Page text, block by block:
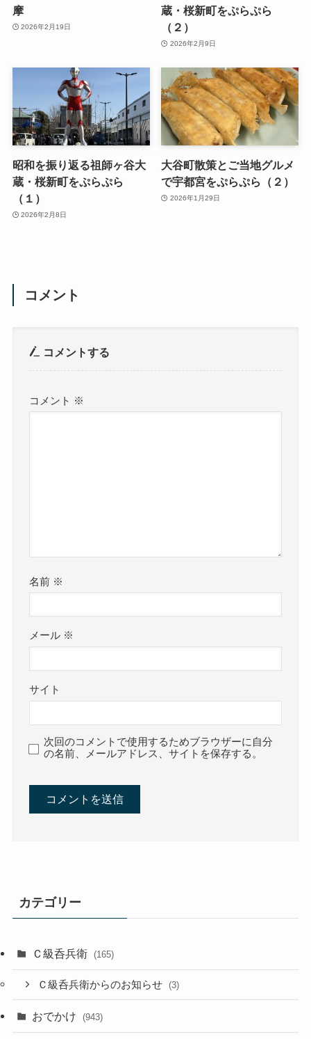
摩
2026年2月19日
蔵・桜新町をぷらぷら
（２）
2026年2月9日
昭和を振り返る祖師ヶ谷大
蔵・桜新町をぷらぷら
（１）
2026年2月8日
大谷町散策とご当地グルメ
で宇都宮をぷらぷら（２）
2026年1月29日
コメント
コメントする
コメント ※
名前 ※
メール ※
サイト
次回のコメントで使用するためブラウザーに自分
の名前、メールアドレス、サイトを保存する。
カテゴリー
Ｃ級呑兵衛 (165)
Ｃ級呑兵衛からのお知らせ (3)
おでかけ (943)